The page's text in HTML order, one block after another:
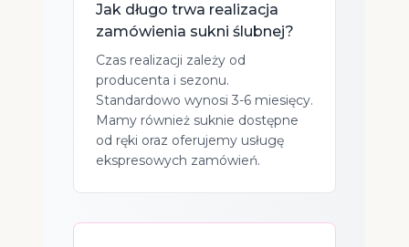
Jak długo trwa realizacja
zamówienia sukni ślubnej?
Czas realizacji zależy od
producenta i sezonu.
Standardowo wynosi 3-6 miesięcy.
Mamy również suknie dostępne
od ręki oraz oferujemy usługę
ekspresowych zamówień.